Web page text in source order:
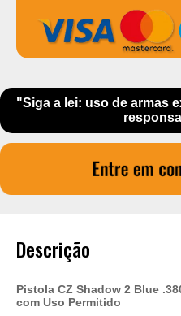
"Siga a lei: uso de armas
Descrição
Pistola CZ Shadow 2 Blue
com Uso Permitido